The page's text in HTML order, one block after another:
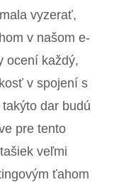
vyzerať,
v našom e-
ocení každý,
v spojení s
dar budú
pre tento
veľmi
ťahom